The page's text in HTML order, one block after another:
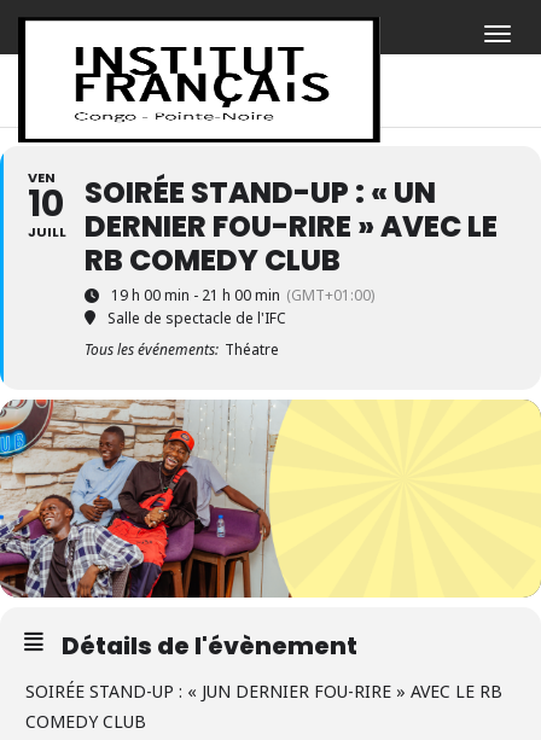
VEN
10
JUILL
SOIRÉE STAND-UP : « UN
DERNIER FOU-RIRE » AVEC LE
RB COMEDY CLUB
19 h 00 min - 21 h 00 min (GMT+01:00)
Salle de spectacle de l'IFC
Tous les événements: Théatre
Détails de l'évènement
SOIRÉE STAND-UP : « JUN DERNIER FOU-RIRE » AVEC LE RB
COMEDY CLUB